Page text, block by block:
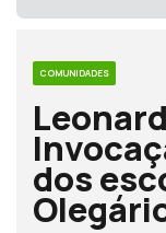
COMUNIDADES
dos